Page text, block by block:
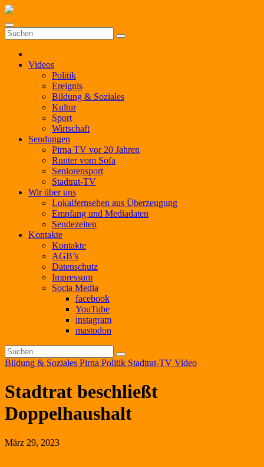
Zum
springen
Videos
Politik
Ereignis
Bildung & Soziales
Kultur
Sport
Wirtschaft
Sendungen
Pirna TV vor 20 Jahren
Runter vom Sofa
Seniorensport
Stadtrat-TV
Wir über uns
Lokalfernsehen aus Überzeugung
Empfang und Mediadaten
Sendezeiten
Kontakte
Kontakte
AGB’s
Datenschutz
Impressum
Socia Media
facebook
YouTube
instagram
mastodon
Bildung & Soziales Pirna Politik Stadtrat-TV Video
Stadtrat beschließt
Doppelhaushalt
März 29, 2023